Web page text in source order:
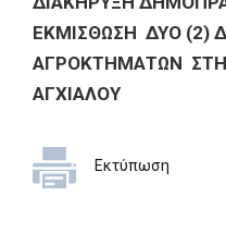
ΕΚΜΙΣΘΩΣΗ ΔΥΟ (2)
ΑΓΡΟΚΤΗΜΑΤΩΝ ΣΤΗ
ΑΓΧΙΑΛΟΥ
Εκτύπωση